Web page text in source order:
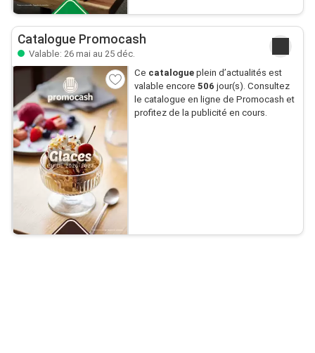
Catalogue Promocash
Valable: 26 mai au 25 déc.
Ce catalogueplein d’actualités est
valable encore 506 jour(s). Consultez
le catalogue en ligne de Promocash et
profitez de la publicité en cours.